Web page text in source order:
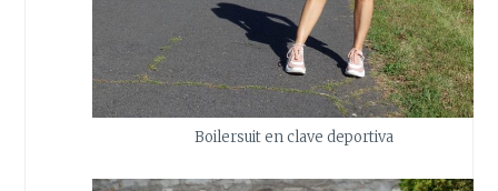
Boilersuit en clave deportiva